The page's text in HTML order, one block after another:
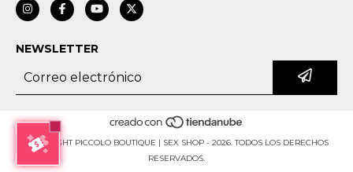
NEWSLETTER
COPYRIGHT PICCOLO BOUTIQUE | SEX SHOP - 2026. TODOS LOS DERECHOS
RESERVADOS.